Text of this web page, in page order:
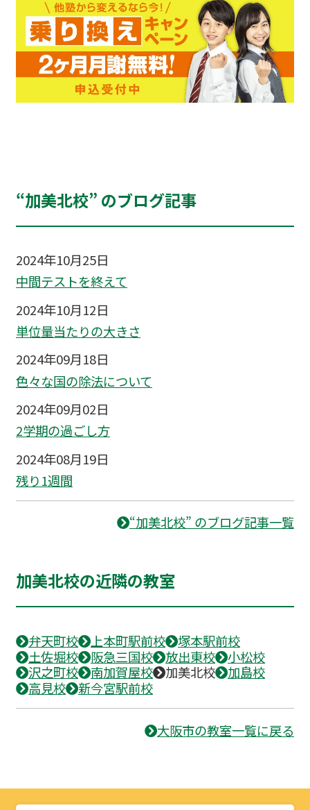
“加美北校” のブログ記事
2024年10月25日
中間テストを終えて
2024年10月12日
単位量当たりの大きさ
2024年09月18日
色々な国の除法について
2024年09月02日
2学期の過ごし方
2024年08月19日
残り1週間
“加美北校” のブログ記事一覧
加美北校の近隣の教室
弁天町校 上本町駅前校
塚本駅前校
土佐堀校
阪急三国校 放出東校
小松校
沢之町校
南加賀屋校 加美北校
加島校
高見校
新今宮駅前校
大阪市の教室一覧に戻る